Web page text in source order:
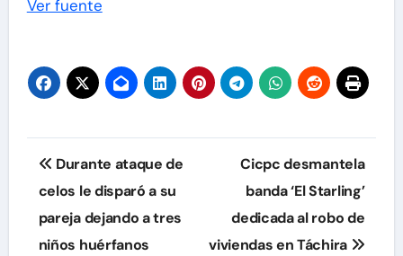
Ver fuente
Navegación
de
entradas
Durante ataque de
celos le disparó a su
pareja dejando a tres
niños huérfanos
Cicpc desmantela
banda ‘El Starling’
dedicada al robo de
viviendas en Táchira